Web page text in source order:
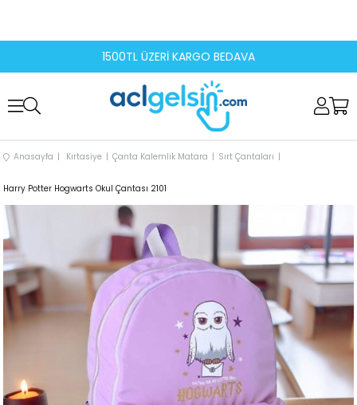
1500TL ÜZERİ KARGO BEDAVA
Anasayfa Kırtasiye Çanta Kalemlik Matara Sırt Çantaları
Harry Potter Hogwarts Okul Çantası 2101